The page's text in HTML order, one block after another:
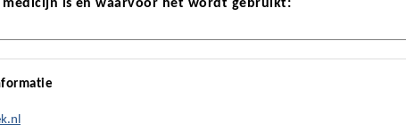
is en waarvoor het wordt gebruikt: